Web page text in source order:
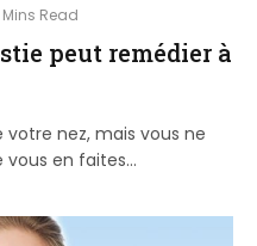
Read
peut remédier à
votre nez, mais vous ne
vous en faites…